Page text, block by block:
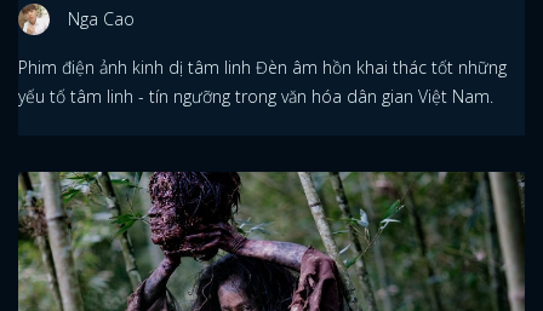
Nga Cao
Phim điện ảnh kinh dị tâm linh Đèn âm hồn khai thác tốt những
yếu tố tâm linh - tín ngưỡng trong văn hóa dân gian Việt Nam.